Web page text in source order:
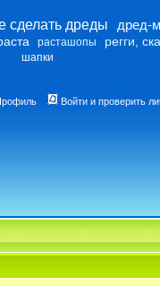
сделать дреды дред-
расташопы регги,
шапки
Войти и проверить